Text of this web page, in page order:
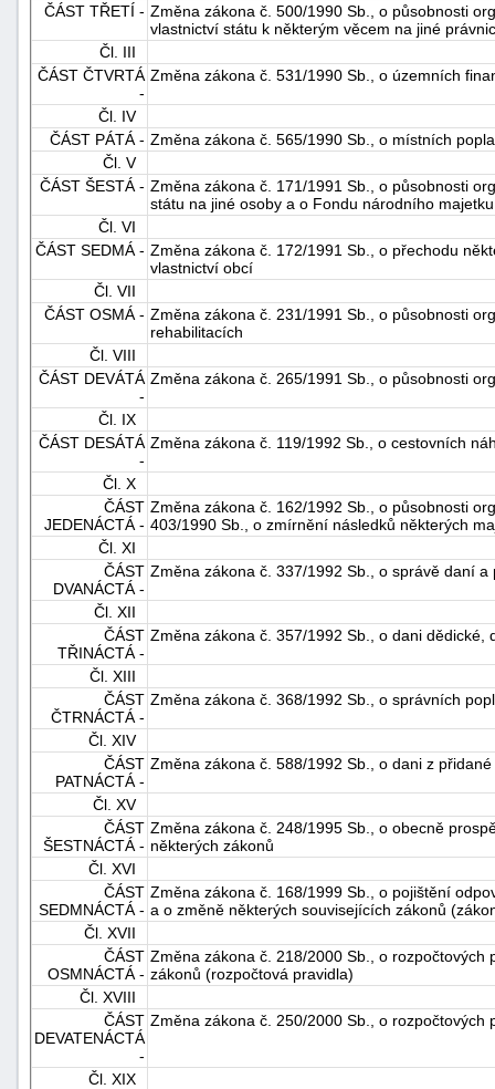
ČÁST TŘETÍ - Změna zákona č. 500/1990 Sb., o působnosti
vlastnictví státu k některým věcem na jiné
Čl. III
ČÁST ČTVRTÁ
-
Změna zákona č. 531/1990 Sb., o územních
Čl. IV
ČÁST PÁTÁ - Změna zákona č. 565/1990 Sb., o místních
Čl. V
ČÁST ŠESTÁ - Změna zákona č. 171/1991 Sb., o působnosti
státu na jiné osoby a o Fondu národního
Čl. VI
ČÁST SEDMÁ - Změna zákona č. 172/1991 Sb., o přechodu
vlastnictví obcí
Čl. VII
ČÁST OSMÁ - Změna zákona č. 231/1991 Sb., o působnosti
rehabilitacích
Čl. VIII
ČÁST DEVÁTÁ
-
Změna zákona č. 265/1991 Sb., o působnosti
Čl. IX
ČÁST DESÁTÁ
-
Změna zákona č. 119/1992 Sb., o cestovních
Čl. X
ČÁST
JEDENÁCTÁ -
Změna zákona č. 162/1992 Sb., o působnosti
403/1990 Sb., o zmírnění následků některých
Čl. XI
ČÁST
DVANÁCTÁ -
Změna zákona č. 337/1992 Sb., o správě daní a
Čl. XII
ČÁST
TŘINÁCTÁ -
Změna zákona č. 357/1992 Sb., o dani
Čl. XIII
ČÁST
ČTRNÁCTÁ -
Změna zákona č. 368/1992 Sb., o správních
Čl. XIV
ČÁST
PATNÁCTÁ -
Změna zákona č. 588/1992 Sb., o dani z
Čl. XV
ČÁST
ŠESTNÁCTÁ -
Změna zákona č. 248/1995 Sb., o obecně
některých zákonů
Čl. XVI
ČÁST
SEDMNÁCTÁ -
Změna zákona č. 168/1999 Sb., o pojištění
a o změně některých souvisejících zákonů
Čl. XVII
ČÁST
OSMNÁCTÁ -
Změna zákona č. 218/2000 Sb., o
zákonů (rozpočtová pravidla)
Čl. XVIII
ČÁST
DEVATENÁCTÁ
-
Změna zákona č. 250/2000 Sb., o rozpočtových
Čl. XIX
-
"náhradě
škod"